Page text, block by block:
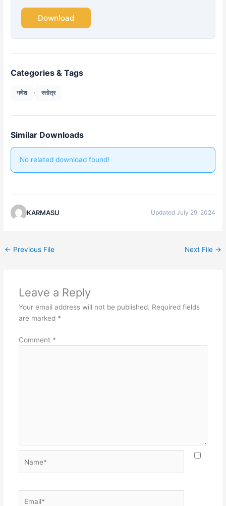
Download
Categories & Tags
गणेश , स्तोत्र
Similar Downloads
No related download found!
KARMASU Updated July 29, 2024
← Previous File Next File →
Leave a Reply
Your email address will not be published. Required fields
are marked *
Comment *